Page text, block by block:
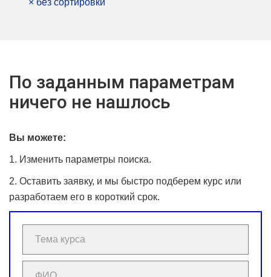
По заданным параметрам
ничего не нашлось
Вы можете:
1. Изменить параметры поиска.
2. Оставить заявку, и мы быстро подберем курс или
разработаем его в короткий срок.